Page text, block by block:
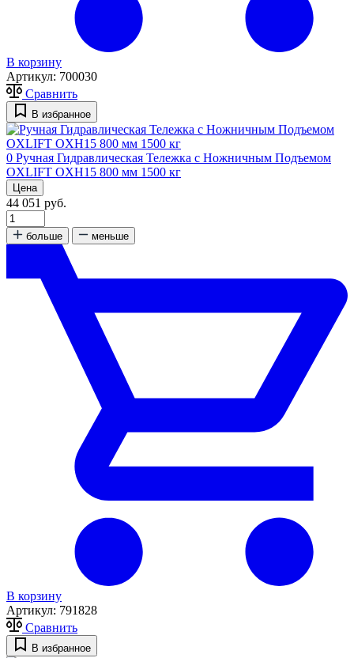
В корзину
Артикул: 700030
Сравнить
В избранное
0 Ручная Гидравлическая Тележка с Ножничным Подъемом
OXLIFT OXH15 800 мм 1500 кг
Цена
44 051 руб.
больше меньше
В корзину
Артикул: 791828
Сравнить
В избранное